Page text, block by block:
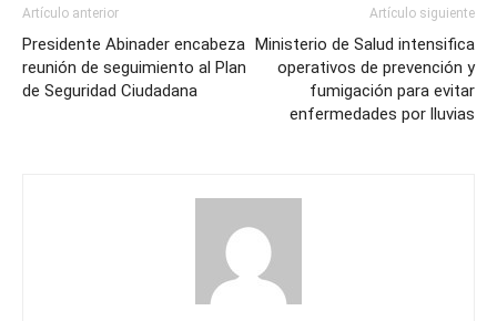
Artículo anterior
Presidente Abinader encabeza
reunión de seguimiento al Plan
de Seguridad Ciudadana
Artículo siguiente
Ministerio de Salud intensifica
operativos de prevención y
fumigación para evitar
enfermedades por lluvias